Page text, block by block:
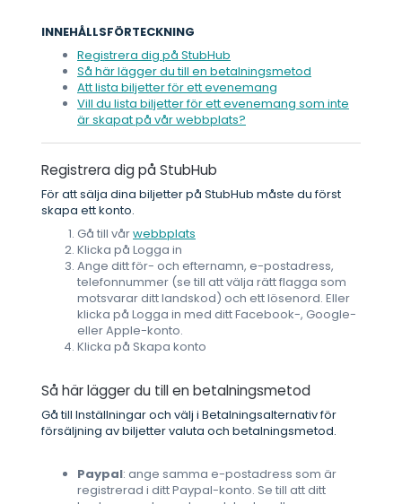
INNEHÅLLSFÖRTECKNING
Registrera dig på StubHub
Så här lägger du till en betalningsmetod
Att lista biljetter för ett evenemang
Vill du lista biljetter för ett evenemang som inte
är skapat på vår webbplats?
Registrera dig på StubHub
För att sälja dina biljetter på StubHub måste du först
skapa ett konto.
Gå till vårwebbplats
Klicka på Logga in
Ange ditt för- och efternamn, e-postadress,
telefonnummer (se till att välja rätt flagga som
motsvarar ditt landskod) och ett lösenord. Eller
klicka på Logga in med ditt Facebook-, Google-
eller Apple-konto.
Klicka på Skapa konto
Så här lägger du till en betalningsmetod
Gå till Inställningar och välj i Betalningsalternativ för
försäljning av biljetter valuta och betalningsmetod.
Paypal: ange samma e-postadress som är
registrerad i ditt Paypal-konto. Se till att ditt